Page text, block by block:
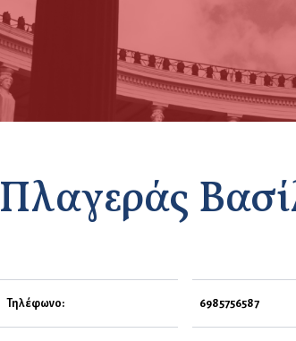
Πλαγεράς
Τηλέφωνο: 6985756587